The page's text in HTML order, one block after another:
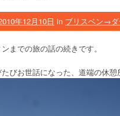
年12月10日 in ブリスベン→
までの旅の話の続きです。
びお世話になった、道端の休憩